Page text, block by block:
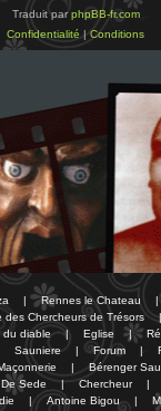
Traduit parphpBB-fr.com
Confidentialité |Conditions
| Rennes le Chateau |
Chercheurs de Trésors
du diable | Eglise |
Sauniere | Forum |
| Bérenger
Sede | Chercheur |
| Antoine Bigou |